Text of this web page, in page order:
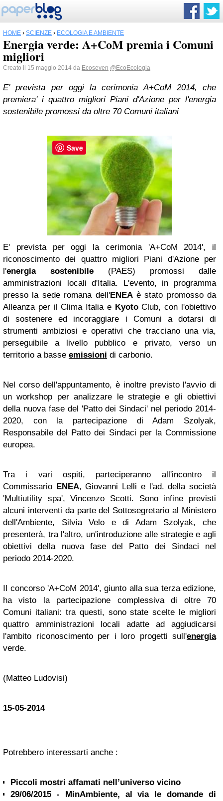
HOME › SCIENZE › ECOLOGIA E AMBIENTE
Energia verde: A+CoM premia i Comuni
migliori
Creato il 15 maggio 2014 da Ecoseven @EcoEcologia
E' prevista per oggi la cerimonia A+CoM 2014, che
premiera' i quattro migliori Piani d'Azione per l'energia
sostenibile promossi da oltre 70 Comuni italiani
E' prevista per oggi la cerimonia 'A+CoM 2014', il
riconoscimento dei quattro migliori Piani d'Azione per
l'energia sostenibile (PAES) promossi dalle
amministrazioni locali d'Italia. L'evento, in programma
presso la sede romana dell'ENEAè stato promosso da
Alleanza per il Clima Italia e KyotoClub, con l'obiettivo
di sostenere ed incoraggiare i Comuni a dotarsi di
strumenti ambiziosi e operativi che tracciano una via,
perseguibile a livello pubblico e privato, verso un
territorio a basse emissioni di carbonio.
Nel corso dell'appuntamento, è inoltre previsto l'avvio di
un workshop per analizzare le strategie e gli obiettivi
della nuova fase del 'Patto dei Sindaci' nel periodo 2014-
2020, con la partecipazione di Adam Szolyak,
Responsabile del Patto dei Sindaci per la Commissione
europea.
Tra i vari ospiti, parteciperanno all'incontro il
Commissario ENEA, Giovanni Lelli e l'ad. della società
'Multiutility spa', Vincenzo Scotti. Sono infine previsti
alcuni interventi da parte del Sottosegretario al Ministero
dell'Ambiente, Silvia Velo e di Adam Szolyak, che
presenterà, tra l'altro, un'introduzione alle strategie e agli
obiettivi della nuova fase del Patto dei Sindaci nel
periodo 2014-2020.
Il concorso 'A+CoM 2014', giunto alla sua terza edizione,
ha visto la partecipazione complessiva di oltre 70
Comuni italiani: tra questi, sono state scelte le migliori
quattro amministrazioni locali adatte ad aggiudicarsi
l'ambito riconoscimento per i loro progetti sull'energia
verde.
(Matteo Ludovisi)
15-05-2014
Potrebbero interessarti anche :
Piccoli mostri affamati nell’universo vicino
29/06/2015 - MinAmbiente, al via le domande di
Save